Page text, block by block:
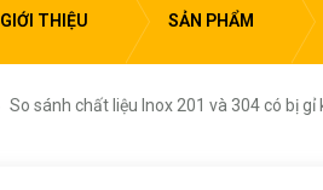
GIỚI THIỆU SẢN PHẨM
So sánh chất liệu Inox 201 và 304 có bị gỉ